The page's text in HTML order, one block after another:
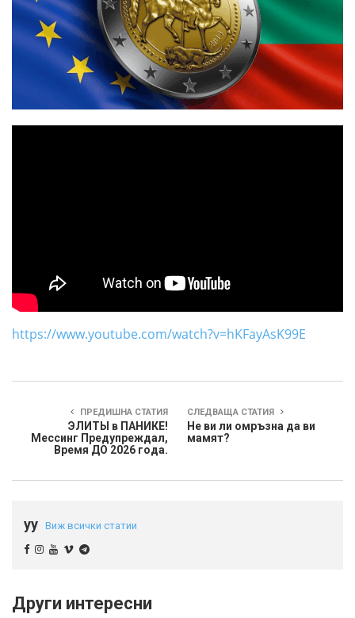
https://www.youtube.com/watch?v=hKFayAsK99E
ПРЕДИШНА СТАТИЯ
ЭЛИТЫ в ПАНИКЕ!
Мессинг Предупреждал,
Время ДО 2026 года.
СЛЕДВАЩА СТАТИЯ
Не ви ли омръзна да ви
мамят?
yy Виж всички статии
Други интересни